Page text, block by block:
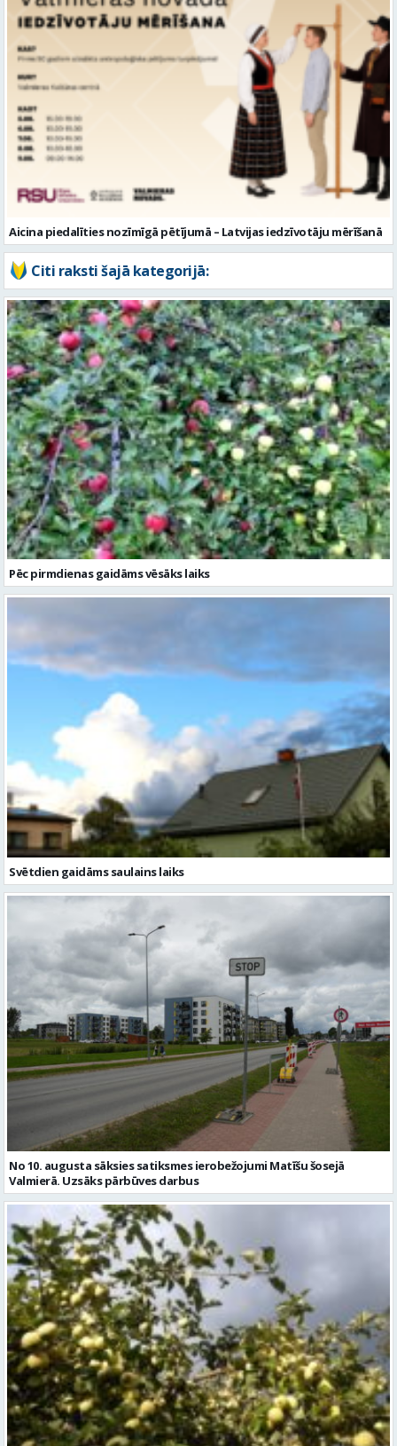
Aicina piedalīties nozīmīgā pētījumā – Latvijas iedzīvotāju mērīšanā
Citi raksti šajā kategorijā:
Pēc pirmdienas gaidāms vēsāks laiks
Svētdien gaidāms saulains laiks
No 10. augusta sāksies satiksmes ierobežojumi Matīšu šosejā
Valmierā. Uzsāks pārbūves darbus